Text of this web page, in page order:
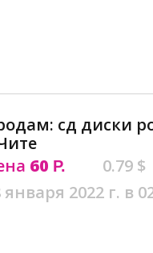
сд диски
60 Р.
0.79 $
января 2022 г. в